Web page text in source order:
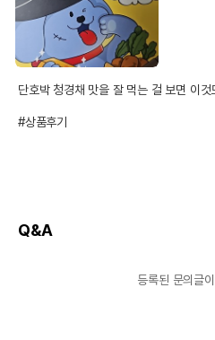
단호박 청경채 맛을 잘 먹는 걸 보면 이것
#상품후기
Q&A
등록된 문의글